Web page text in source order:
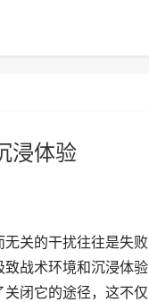
浸体验
关的干扰往往是失败
战术环境和沉浸体验
闭它的途径，这不仅